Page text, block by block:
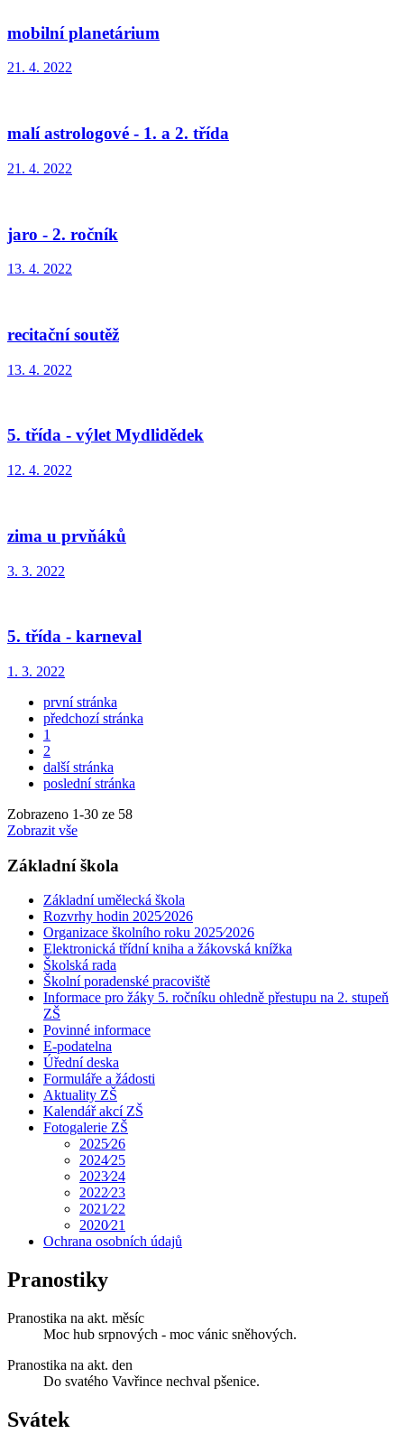
mobilní planetárium
21. 4. 2022
malí astrologové - 1. a 2. třída
21. 4. 2022
jaro - 2. ročník
13. 4. 2022
recitační soutěž
13. 4. 2022
5. třída - výlet Mydlidědek
12. 4. 2022
zima u prvňáků
3. 3. 2022
5. třída - karneval
1. 3. 2022
první stránka
předchozí stránka
1
2
další stránka
poslední stránka
Zobrazeno 1-30 ze 58
Zobrazit vše
Základní škola
Základní umělecká škola
Rozvrhy hodin 2025⁄2026
Organizace školního roku 2025⁄2026
Elektronická třídní kniha a žákovská knížka
Školská rada
Školní poradenské pracoviště
Informace pro žáky 5. ročníku ohledně přestupu na 2. stupeň
ZŠ
Povinné informace
E-podatelna
Úřední deska
Formuláře a žádosti
Aktuality ZŠ
Kalendář akcí ZŠ
Fotogalerie ZŠ
2025⁄26
2024⁄25
2023⁄24
2022⁄23
2021⁄22
2020⁄21
Ochrana osobních údajů
Pranostiky
Pranostika na akt. měsíc
Moc hub srpnových - moc vánic sněhových.
Pranostika na akt. den
Do svatého Vavřince nechval pšenice.
Svátek